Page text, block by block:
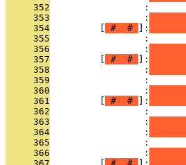
     352
:
     353
                 :
     354
# # ]:
     355
:
     356
                 :
     357
# # ]:
     358
                 :
     359
:
     360
                 :
     361
# # ]:
     362
:
     363
                 :
     364
                 :
     365
:
     366
                 :